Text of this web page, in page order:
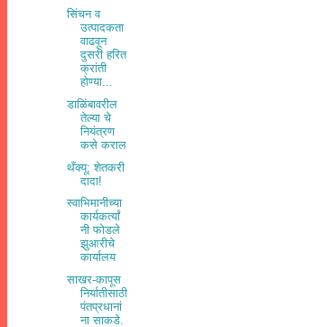
सिंचन व
उत्पादकता
वाढवून
दुसरी हरित
क्रांती
होण्या...
डाळिंबावरील
तेल्या चे
नियंत्रण
कसे कराल
थँक्यू; शेतकरी
दादा!
स्वाभिमानीच्या
कार्यकर्त्यां
नी फोडले
झुआरीचे
कार्यालय
साखर-कापूस
निर्यातीसाठी
पंतप्रधानां
ना साकडे.